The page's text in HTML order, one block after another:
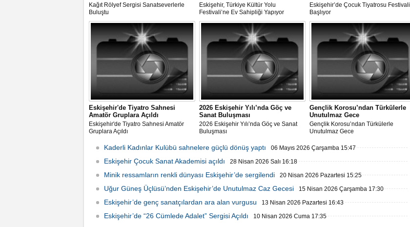
Kağıt Rölyef Sergisi Sanatseverlerle
Buluştu
Eskişehir, Türkiye Kültür Yolu
Festivali’ne Ev Sahipliği Yapıyor
Eskişehir’de Çocuk Tiyatrosu Festivali
Başlıyor
Eskişehir'de Tiyatro Sahnesi
Amatör Gruplara Açıldı
Eskişehir'de Tiyatro Sahnesi Amatör
Gruplara Açıldı
2026 Eskişehir Yılı’nda Göç ve
Sanat Buluşması
2026 Eskişehir Yılı’nda Göç ve Sanat
Buluşması
Gençlik Korosu’ndan Türkülerle
Unutulmaz Gece
Gençlik Korosu’ndan Türkülerle
Unutulmaz Gece
Kaderli Kadınlar Kulübü sahnelere güçlü dönüş yaptı 06 Mayıs 2026 Çarşamba 15:47
Eskişehir Çocuk Sanat Akademisi açıldı 28 Nisan 2026 Salı 16:18
Minik ressamların renkli dünyası Eskişehir’de sergilendi 20 Nisan 2026 Pazartesi 15:25
Uğur Güneş Üçlüsü’nden Eskişehir’de Unutulmaz Caz Gecesi 15 Nisan 2026 Çarşamba 17:30
Eskişehir’de genç sanatçılardan ara alan vurgusu 13 Nisan 2026 Pazartesi 16:43
Eskişehir’de “26 Cümlede Adalet” Sergisi Açıldı 10 Nisan 2026 Cuma 17:35